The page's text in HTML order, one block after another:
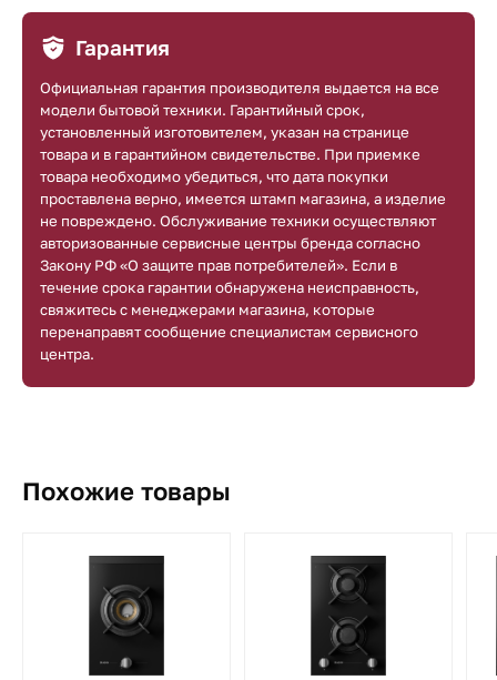
Гарантия
Официальная гарантия производителя выдается на все
модели бытовой техники. Гарантийный срок,
установленный изготовителем, указан на странице
товара и в гарантийном свидетельстве. При приемке
товара необходимо убедиться, что дата покупки
проставлена верно, имеется штамп магазина, а изделие
не повреждено. Обслуживание техники осуществляют
авторизованные сервисные центры бренда согласно
Закону РФ «О защите прав потребителей». Если в
течение срока гарантии обнаружена неисправность,
свяжитесь с менеджерами магазина, которые
перенаправят сообщение специалистам сервисного
центра.
Похожие товары